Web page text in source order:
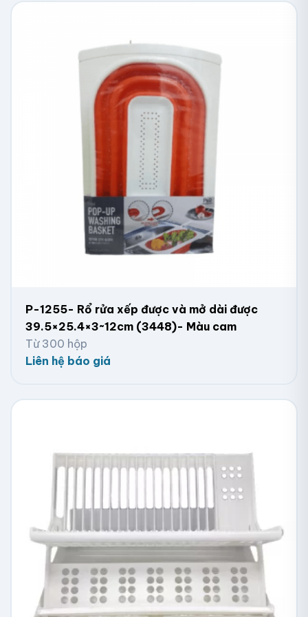
P-1255- Rổ rửa xếp được và mở dài được
39.5×25.4×3~12cm (3448)- Màu cam
Từ 300 hộp
Liên hệ báo giá